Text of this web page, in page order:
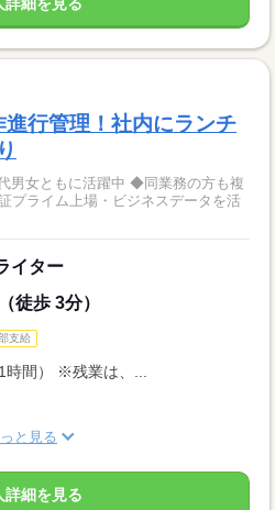
行管理！社内にランチ
男女ともに活躍中 ◆同業務の方も複
イター
徒歩 3分）
支給
間） ※残業は、...
と見る
詳細を見る